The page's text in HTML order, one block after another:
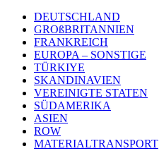
DEUTSCHLAND
GROßBRITANNIEN
FRANKREICH
EUROPA – SONSTIGE
TÜRKIYE
SKANDINAVIEN
VEREINIGTE STATEN
SÜDAMERIKA
ASIEN
ROW
MATERIALTRANSPORT